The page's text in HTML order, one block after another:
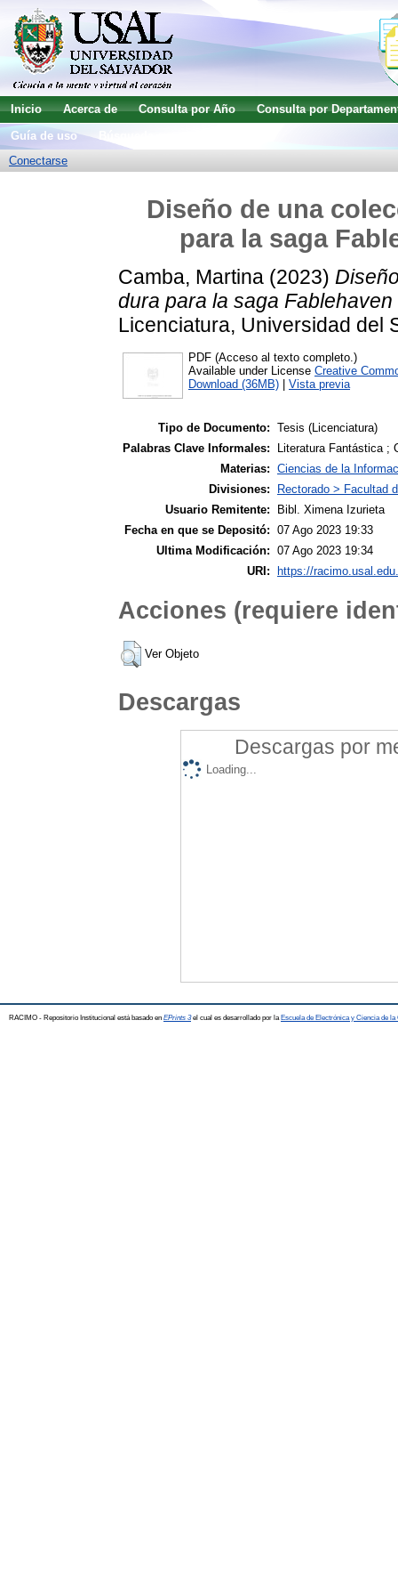
Inicio Acerca de Consulta por Año
Consulta por
Guía de uso
Conectarse
Diseño de una
para la saga
Camba, Martina (2023)
dura para la saga
Licenciatura, Universidad del
PDF (Acceso al texto completo.)
Available under License Creative
Download (36MB)
Vista previa
Tipo de Documento: Tesis (Licenciatura)
Palabras Clave Informales:
Literatura Fantástica ;
Materias: Ciencias de la
Divisiones:
Rectorado > Facultad
Usuario Remitente:
Bibl. Ximena Izurieta
Fecha en que se Depositó: 07 Ago 2023 19:33
Ultima Modificación: 07 Ago 2023 19:34
URI:
https://
Acciones (requiere
Ver Objeto
Descargas
Descargas por
Loading...
RACIMO - Repositorio Institucional está basado en EPrints 3el cual es desarrollado por la Escuela de Electrónica y Ciencia de la